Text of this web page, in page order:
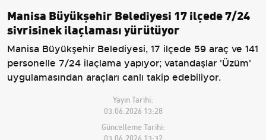
Manisa Büyükşehir Belediyesi 17 ilçede 7/24
sivrisinek ilaçlaması yürütüyor
Manisa Büyükşehir Belediyesi, 17 ilçede 59 araç ve 141
personelle 7/24 ilaçlama yapıyor; vatandaşlar 'Üzüm'
uygulamasından araçları canlı takip edebiliyor.
Yayın Tarihi:
03.06.2026 13:28
Güncelleme Tarihi:
03.06.2026 13:32